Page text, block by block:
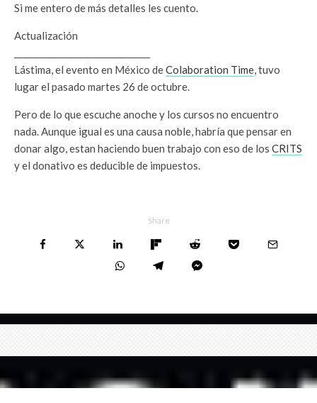
Si me entero de más detalles les cuento.
Actualización
Lástima, el evento en México deColaboration Time, tuvo
lugar el pasado martes 26 de octubre.
Pero de lo que escuche anoche y los cursos no encuentro
nada. Aunque igual es una causa noble, habría que pensar en
donar algo, estan haciendo buen trabajo con eso de los CRITS
y el donativo es deducible de impuestos.
Share